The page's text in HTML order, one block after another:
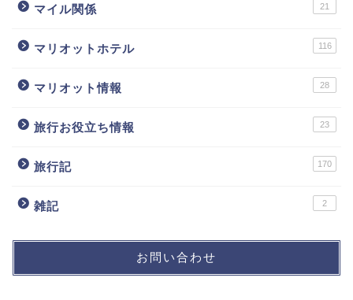
マイル関係 21
マリオットホテル 116
マリオット情報 28
旅行お役立ち情報 23
旅行記 170
雑記 2
お問い合わせ